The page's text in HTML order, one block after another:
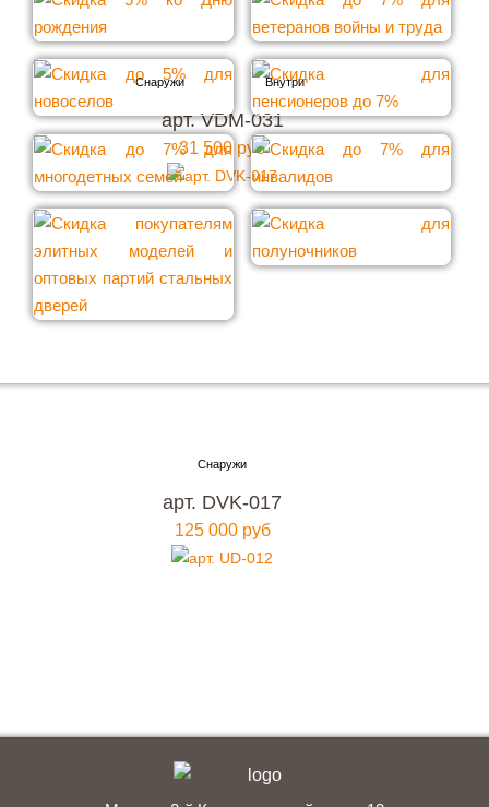
арт. VDM-031
31 500 руб
арт. DVK-017
125 000 руб
Москве
цене?
Мы ждем вас, звоните прямо сейчас!